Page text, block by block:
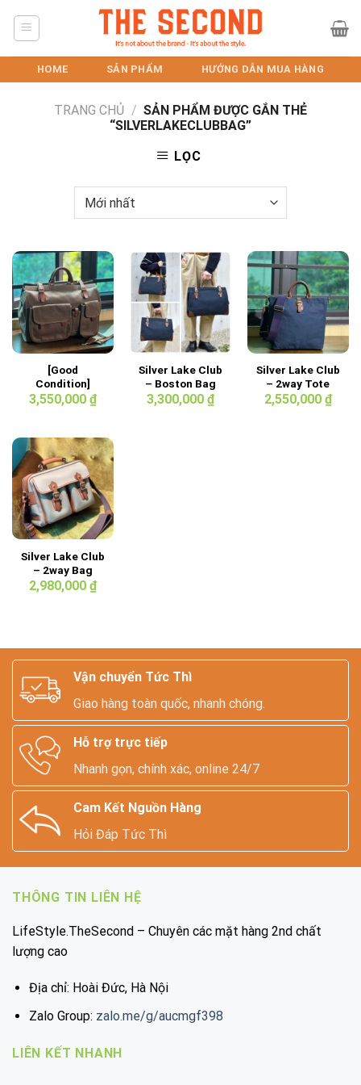
HOME SẢN PHẨM HƯỚNG DẪN MUA HÀNG
TRANG CHỦ / SẢN PHẨM ĐƯỢC GẮN THẺ
“SILVERLAKECLUBBAG”
LỌC
[Good
Condition]
Silver Lake Club
Bag
3,550,000 ₫
Silver Lake Club
– Boston Bag
42cm
3,300,000 ₫
Silver Lake Club
– 2way Tote
Bag Dark Blue
2,550,000 ₫
Silver Lake Club
– 2way Bag
2,980,000 ₫
Vận chuyển Tức Thì
Giao hàng toàn quốc, nhanh chóng.
Hỗ trợ trực tiếp
Nhanh gọn, chính xác, online 24/7
Cam Kết Nguồn Hàng
Hỏi Đáp Tức Thì
THÔNG TIN LIÊN HỆ
LifeStyle.TheSecond – Chuyên các mặt hàng 2nd chất
lượng cao
Địa chỉ: Hoài Đức, Hà Nội
Zalo Group: zalo.me/g/aucmgf398
LIÊN KẾT NHANH